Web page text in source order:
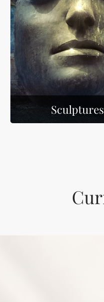
Sculptures